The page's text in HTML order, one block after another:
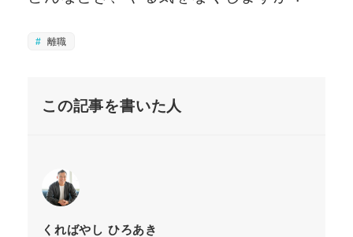
離職
この記事を書いた人
くればやし ひろあき